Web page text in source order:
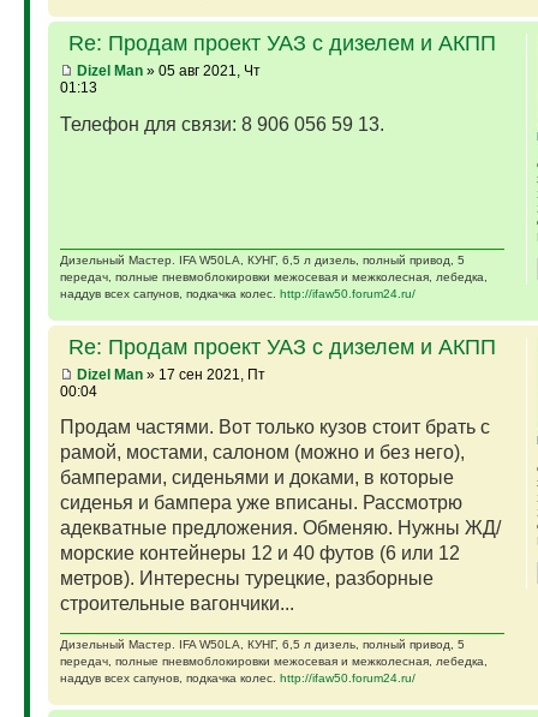
Re: Продам проект УАЗ с дизелем и АКПП
Dizel Man» 05 авг 2021, Чт
01:13
Телефон для связи: 8 906 056 59 13.
Дизельный Мастер. IFA W50LA, КУНГ, 6,5 л дизель, полный привод, 5
передач, полные пневмоблокировки межосевая и межколесная, лебедка,
наддув всех сапунов, подкачка колес. http://ifaw50.forum24.ru/
Re: Продам проект УАЗ с дизелем и АКПП
Dizel Man» 17 сен 2021, Пт
00:04
Продам частями. Вот только кузов стоит брать с
рамой, мостами, салоном (можно и без него),
бамперами, сиденьями и доками, в которые
сиденья и бампера уже вписаны. Рассмотрю
адекватные предложения. Обменяю. Нужны ЖД/
морские контейнеры 12 и 40 футов (6 или 12
метров). Интересны турецкие, разборные
строительные вагончики...
Дизельный Мастер. IFA W50LA, КУНГ, 6,5 л дизель, полный привод, 5
передач, полные пневмоблокировки межосевая и межколесная, лебедка,
наддув всех сапунов, подкачка колес. http://ifaw50.forum24.ru/